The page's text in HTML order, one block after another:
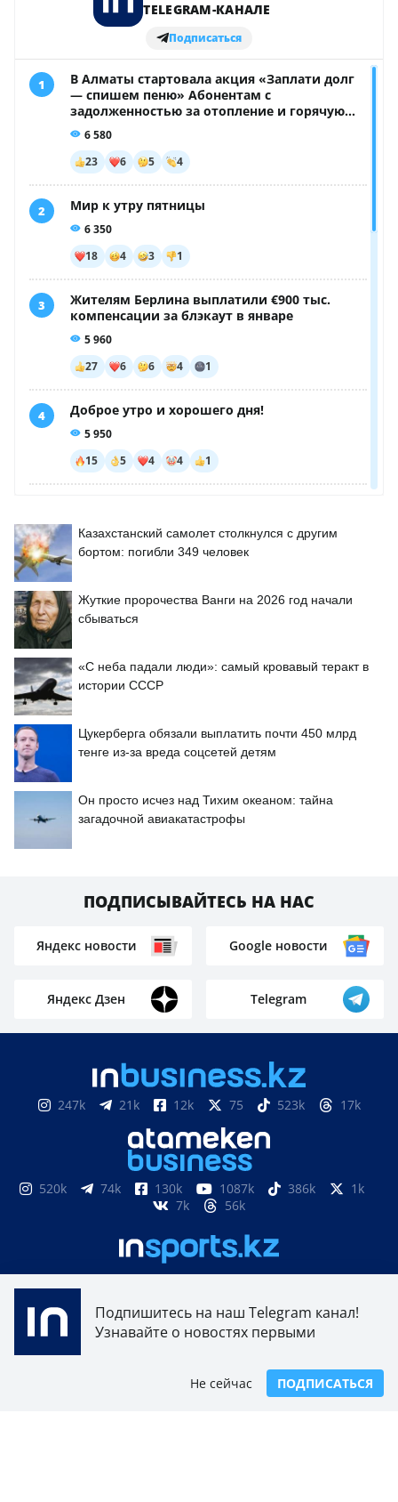
Казахстанский самолет столкнулся с другим
бортом: погибли 349 человек
Жуткие пророчества Ванги на 2026 год начали
сбываться
«С неба падали люди»: самый кровавый теракт в
истории СССР
Цукерберга обязали выплатить почти 450 млрд
тенге из-за вреда соцсетей детям
Он просто исчез над Тихим океаном: тайна
загадочной авиакатастрофы
ПОДПИСЫВАЙТЕСЬ НА НАС
Яндекс новости Google новости
Яндекс Дзен Telegram
247k 21k 12k 75 523k 17k
520k 74k 130k 1087k 386k
1k
7k
56k
Свидетельство о постановке на учет, переучет
периодического печатного издания, информационного
агентства и сетевого издания №17614-ИА выдано
15.03.2019 Комитетом связи, информатизации и
Подпишитесь на наш Telegram канал!
Узнавайте о новостях первыми
ПОДПИСАТЬСЯ
Не сейчас